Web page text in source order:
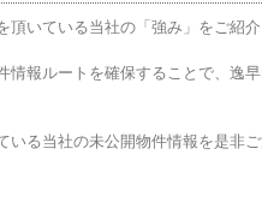
いている当社の「強み」をご紹介
情報ルートを確保することで、逸
る当社の未公開物件情報を是非ご